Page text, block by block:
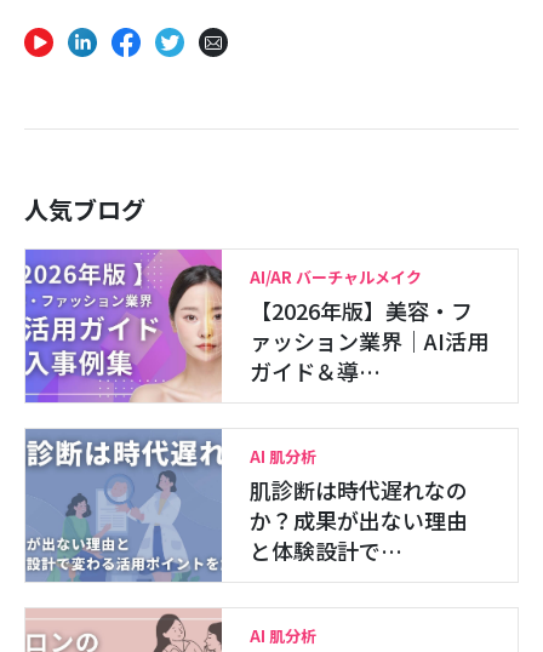
人気ブログ
AI/AR バーチャルメイク
【2026年版】美容・フ
ァッション業界｜AI活用
ガイド＆導…
AI 肌分析
肌診断は時代遅れなの
か？成果が出ない理由
と体験設計で…
AI 肌分析